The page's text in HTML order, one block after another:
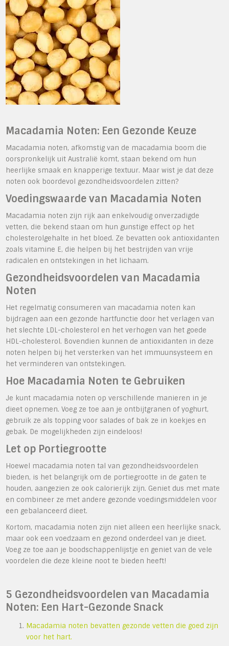
Macadamia Noten: Een Gezonde Keuze
Macadamia noten, afkomstig van de macadamia boom die
oorspronkelijk uit Australië komt, staan bekend om hun
heerlijke smaak en knapperige textuur. Maar wist je dat deze
noten ook boordevol gezondheidsvoordelen zitten?
Voedingswaarde van Macadamia Noten
Macadamia noten zijn rijk aan enkelvoudig onverzadigde
vetten, die bekend staan om hun gunstige effect op het
cholesterolgehalte in het bloed. Ze bevatten ook antioxidanten
zoals vitamine E, die helpen bij het bestrijden van vrije
radicalen en ontstekingen in het lichaam.
Gezondheidsvoordelen van Macadamia
Noten
Het regelmatig consumeren van macadamia noten kan
bijdragen aan een gezonde hartfunctie door het verlagen van
het slechte LDL-cholesterol en het verhogen van het goede
HDL-cholesterol. Bovendien kunnen de antioxidanten in deze
noten helpen bij het versterken van het immuunsysteem en
het verminderen van ontstekingen.
Hoe Macadamia Noten te Gebruiken
Je kunt macadamia noten op verschillende manieren in je
dieet opnemen. Voeg ze toe aan je ontbijtgranen of yoghurt,
gebruik ze als topping voor salades of bak ze in koekjes en
gebak. De mogelijkheden zijn eindeloos!
Let op Portiegrootte
Hoewel macadamia noten tal van gezondheidsvoordelen
bieden, is het belangrijk om de portiegrootte in de gaten te
houden, aangezien ze ook calorierijk zijn. Geniet dus met mate
en combineer ze met andere gezonde voedingsmiddelen voor
een gebalanceerd dieet.
Kortom, macadamia noten zijn niet alleen een heerlijke snack,
maar ook een voedzaam en gezond onderdeel van je dieet.
Voeg ze toe aan je boodschappenlijstje en geniet van de vele
voordelen die deze kleine noot te bieden heeft!
5 Gezondheidsvoordelen van Macadamia
Noten: Een Hart-Gezonde Snack
Macadamia noten bevatten gezonde vetten die goed zijn
voor het hart.